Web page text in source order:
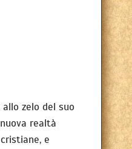
zelo del suo
realtà
e